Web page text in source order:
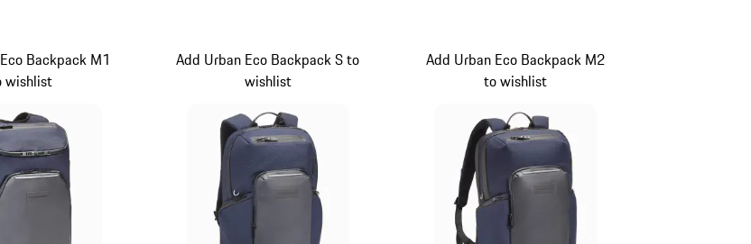
Backpack M1
wishlist
Add Urban Eco Backpack S to
wishlist
Add Urban Eco Backpack M2
to wishlist